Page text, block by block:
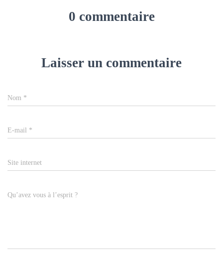
0 commentaire
Laisser un commentaire
Nom *
E-mail *
Site internet
Qu’avez vous à l’esprit ?